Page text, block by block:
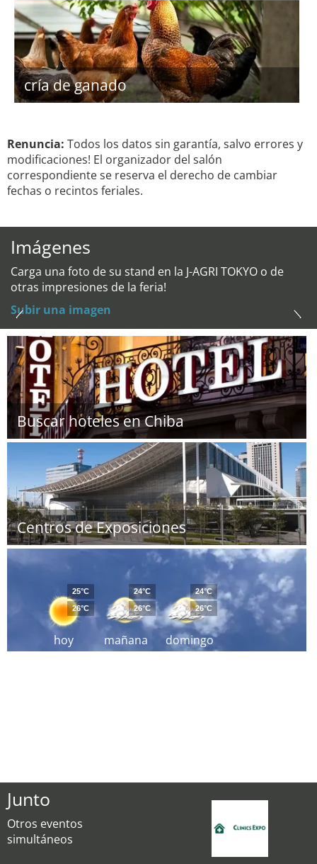
cría de ganado
Renuncia: Todos los datos sin garantía, salvo errores y
modificaciones! El organizador del salón
correspondiente se reserva el derecho de cambiar
fechas o recintos feriales.
Imágenes
Carga una foto de su stand en la J-AGRI TOKYO o de
otras impresiones de la feria!
Subir una imagen
Buscar hoteles en Chiba
Centros de Exposiciones
hoy
25°C
26°C
mañana
24°C
26°C
domingo
24°C
26°C
Junto
Otros eventos
simultáneos